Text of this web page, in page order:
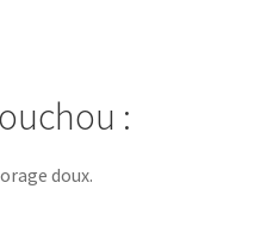
:
doux.